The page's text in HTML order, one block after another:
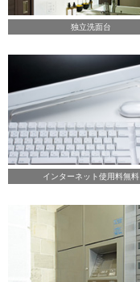
独立洗面台
インターネット使用料無料